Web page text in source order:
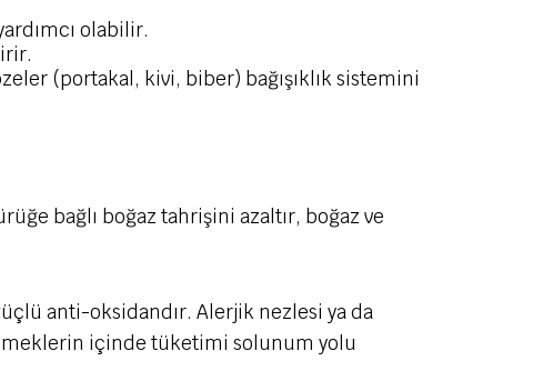
olabilir.
(portakal, kivi, biber) bağışıklık sistemini
bağlı boğaz tahrişini azaltır, boğaz ve
anti-oksidandır. Alerjik nezlesi ya da
içinde tüketimi solunum yolu